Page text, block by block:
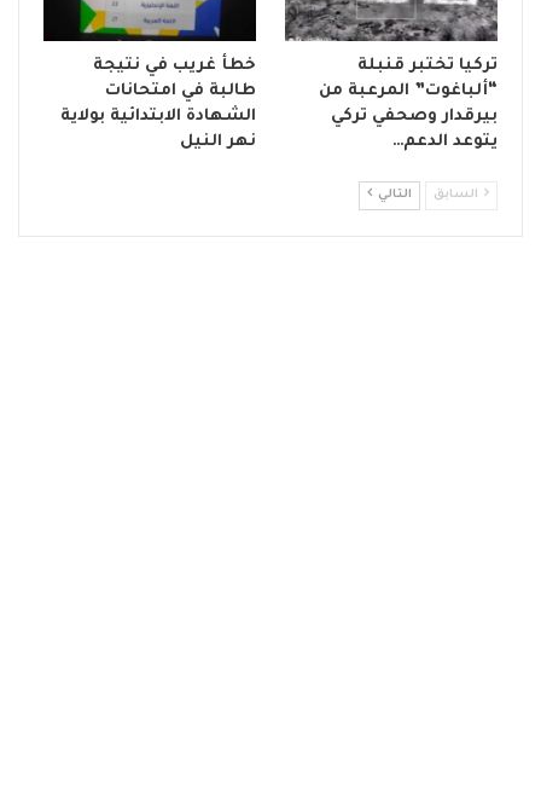
تركيا تختبر قنبلة
“ألباغوت” المرعبة من
بيرقدار وصحفي تركي
يتوعد الدعم…
خطأ غريب في نتيجة
طالبة في امتحانات
الشهادة الابتدائية بولاية
نهر النيل
السابق التالي